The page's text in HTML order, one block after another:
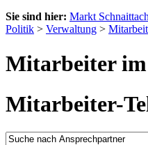
Sie sind hier: Markt Schnaittach
Politik > Verwaltung >
Mitarbeiter
Mitarbeiter-